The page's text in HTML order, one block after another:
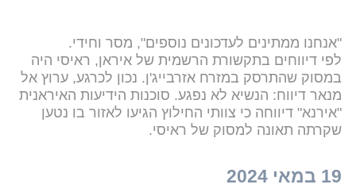
"אנחנו ממתינים לעדכונים נוספים", מסר וחידי.
לפי דיווחים בתקשורת הרשמית של איראן, ראיסי היה
במסוק שהתרסק במזרח אזרבייג'ן. נכון לכרגע, ערוץ אל
מנאר דיווח: הנשיא לא נפגע. סוכנות הידיעות האיראנית
"אירנא" דיווחה כי צוותי החילוץ הגיעו לאזור בו נטען
שקרתה תאונה למסוק של ראיסי.
19 במאי 2024